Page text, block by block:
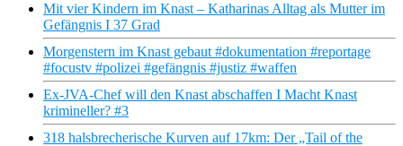
Mit vier Kindern im Knast – Katharinas Alltag als Mutter im
Gefängnis I 37 Grad
Morgenstern im Knast gebaut #dokumentation #reportage
#focustv #polizei #gefängnis #justiz #waffen
Ex-JVA-Chef will den Knast abschaffen I Macht Knast
krimineller? #3
318 halsbrecherische Kurven auf 17km: Der „Tail of the